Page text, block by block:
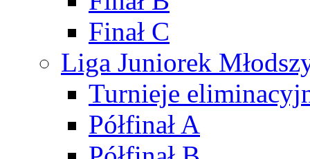
Finał C
Liga Juniorek
Turnieje
Półfinał A